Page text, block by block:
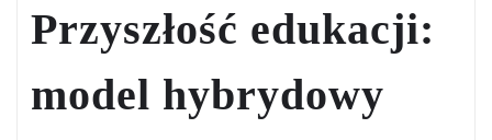
Przyszłość edukacji:
model hybrydowy